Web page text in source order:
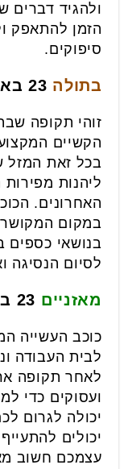
ולהגיד דברים
הזמן להתאפק
סיפוקים.
בתולה
זוהי תקופה
הקשיים
בכל זאת המזל
ליהנות
האחרונים.
במקום
בנושאי כספים
לסיום הנסיגה
מאזניים
כוכב העשייה
לבית העבודה
לאחר תקופה
ועסוקים כדי
יכולה לגרום
יכולים
עצמכם חשוב